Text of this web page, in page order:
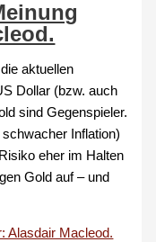
aktuellen
Dollar (bzw. auch
sind Gegenspieler.
Inflation)
eher im Halten
Gold auf – und
Alasdair Macleod.